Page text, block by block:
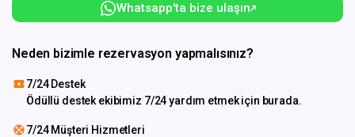
Whatsapp'ta bize ulaşın
Neden bizimle rezervasyon yapmalısınız?
7/24 Destek
Ödüllü destek ekibimiz 7/24 yardım etmek için burada.
7/24 Müşteri Hizmetleri